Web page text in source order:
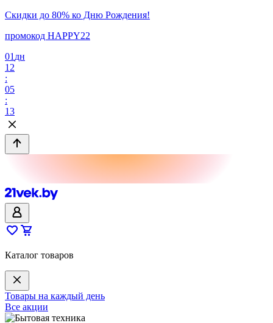
Скидки до 80% ко Дню Рождения!
промокод HAPPY22
01 дн
12
:
05
:
13
Каталог товаров
Товары на каждый день
Все акции